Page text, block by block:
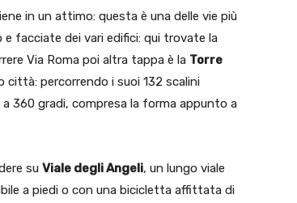
in un attimo: questa è una delle vie più
facciate dei vari edifici: qui trovate la
Via Roma poi altra tappa è la Torre
percorrendo i suoi 132 scalini
360 gradi, compresa la forma appunto a
su Viale degli Angeli, un lungo viale
a piedi o con una bicicletta affittata di